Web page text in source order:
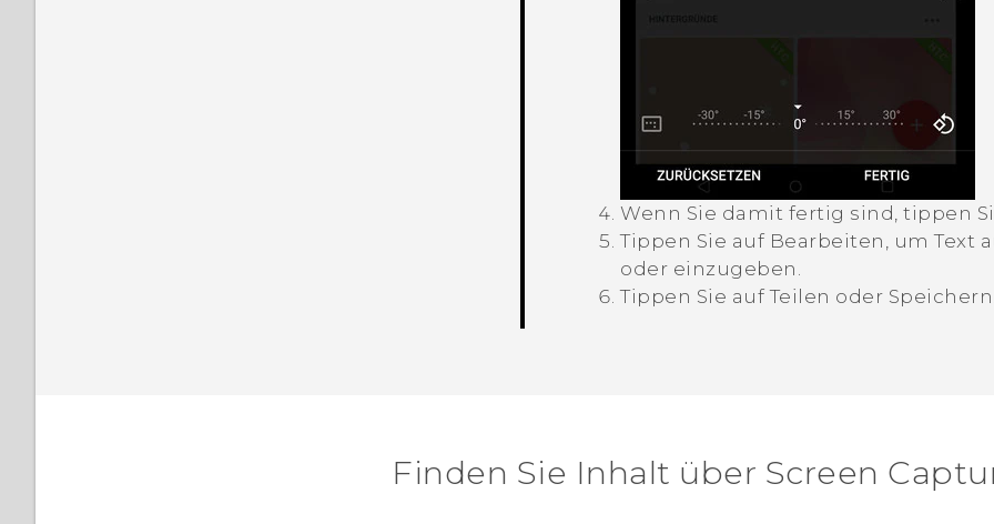
Wenn Sie damit fertig sind, tippen
Tippen Sie auf Bearbeiten
, um
oder einzugeben.
Tippen Sie aufTeilen oder Speichern
Finden Sie Inhalt über‎ Screen